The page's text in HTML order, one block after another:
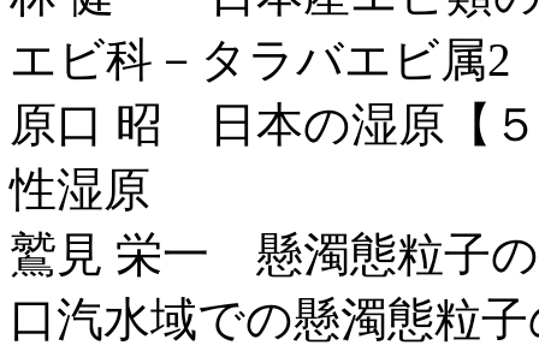
エビ科－タラバエビ属2
原口 昭 日本の湿原【
性湿原
鷲見 栄一 懸濁態粒子
口汽水域での懸濁態粒